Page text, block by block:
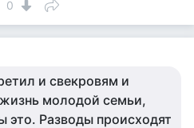
0
и свекровям и
молодой семьи,
это. Разводы происходят